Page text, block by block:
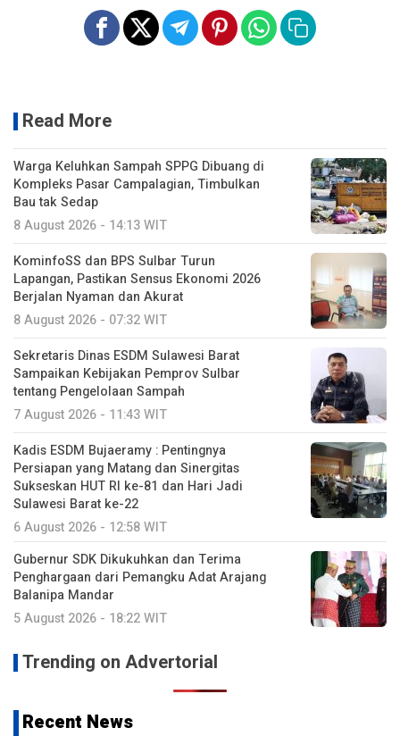
Read More
Warga Keluhkan Sampah SPPG Dibuang di
Kompleks Pasar Campalagian, Timbulkan
Bau tak Sedap
8 August 2026 - 14:13 WIT
KominfoSS dan BPS Sulbar Turun
Lapangan, Pastikan Sensus Ekonomi 2026
Berjalan Nyaman dan Akurat
8 August 2026 - 07:32 WIT
Sekretaris Dinas ESDM Sulawesi Barat
Sampaikan Kebijakan Pemprov Sulbar
tentang Pengelolaan Sampah
7 August 2026 - 11:43 WIT
Kadis ESDM Bujaeramy : Pentingnya
Persiapan yang Matang dan Sinergitas
Sukseskan HUT RI ke-81 dan Hari Jadi
Sulawesi Barat ke-22
6 August 2026 - 12:58 WIT
Gubernur SDK Dikukuhkan dan Terima
Penghargaan dari Pemangku Adat Arajang
Balanipa Mandar
5 August 2026 - 18:22 WIT
Trending on Advertorial
Recent News